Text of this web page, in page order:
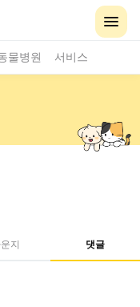
물병원 서비스
지 댓글